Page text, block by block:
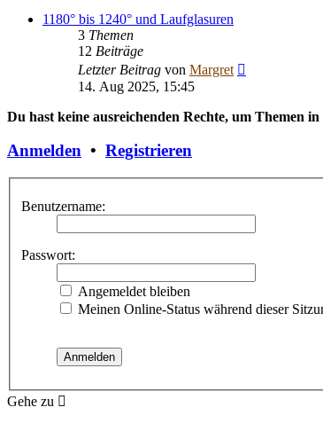
1180° bis 1240° und Laufglasuren
3 Themen
12 Beiträge
Letzter Beitrag von Margret
14. Aug 2025, 15:45
Du hast keine ausreichenden Rechte, um Themen
Anmelden • Registrieren
Benutzername:
Passwort:
Angemeldet bleiben
Meinen Online-Status während dieser
Gehe zu